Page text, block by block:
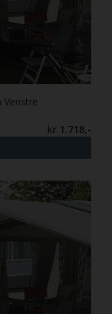
kr 1.718,-